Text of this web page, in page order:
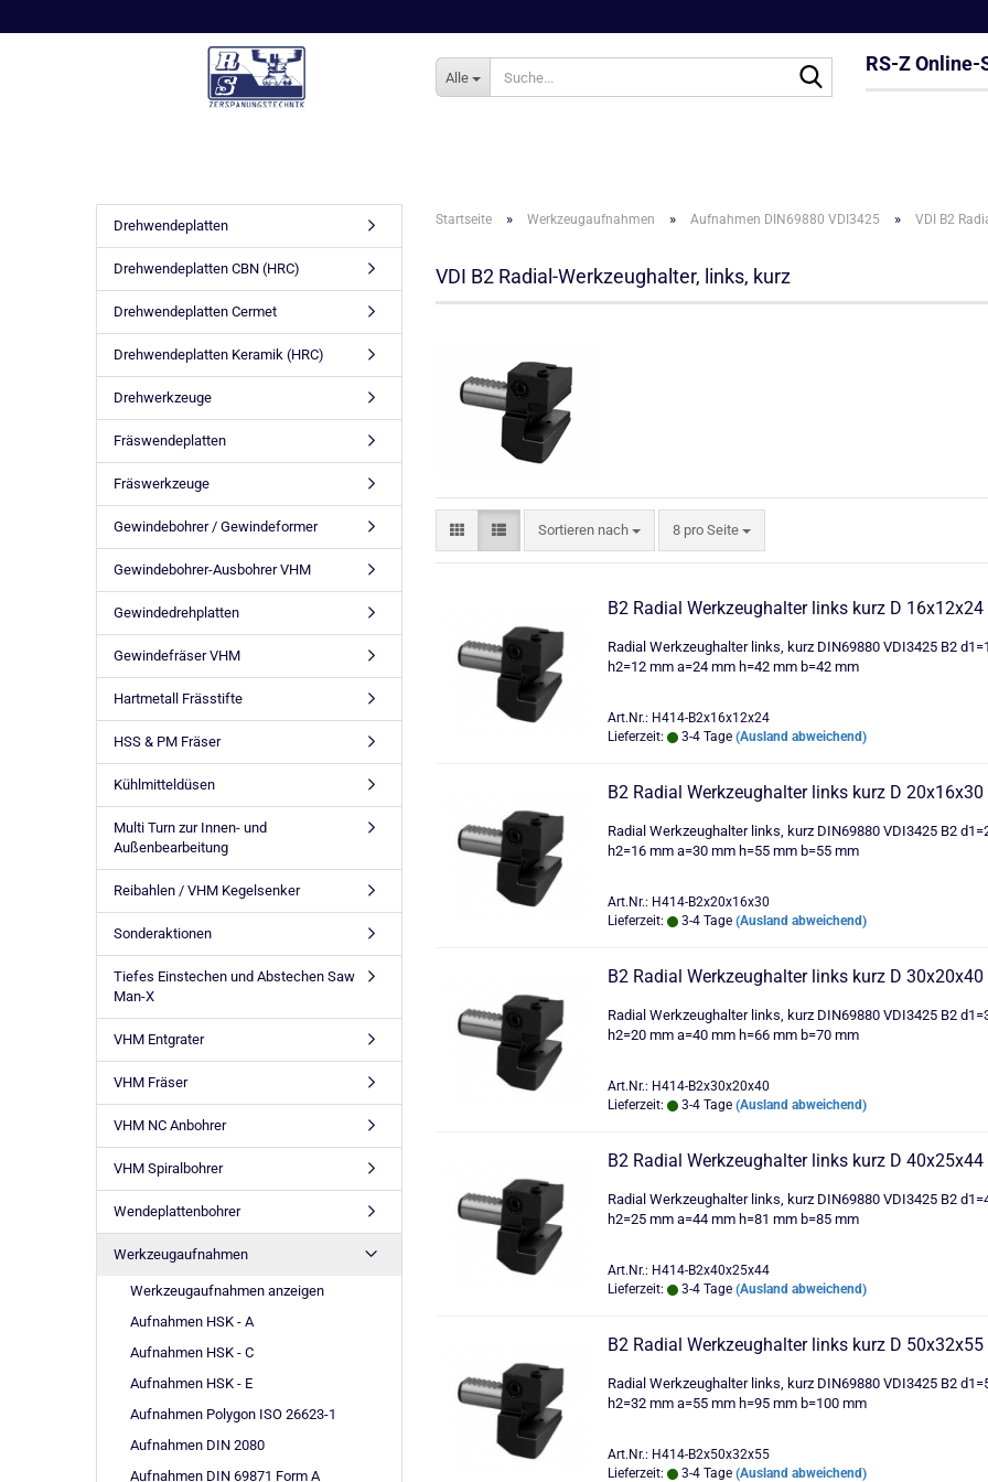
Alle
Suche...RS-Z Online-
Startseite » Werkzeugaufnahmen » Aufnahmen DIN69880 VDI3425 » VDI B2
VDI B2 Radial-Werkzeughalter, links, kurz
Sortieren nach
Sortieren nach 8 pro Seite
pro Seite
B2 Radial Werkzeughalter links kurz D 16x12x24
Radial Werkzeughalter links, kurz DIN69880 VDI3425 B2
h2=12 mm a=24 mm h=42 mm b=42 mm
Art.Nr.: H414-B2x16x12x24
Lieferzeit:
3-4 Tage (Ausland abweichend)
B2 Radial Werkzeughalter links kurz D 20x16x30
Radial Werkzeughalter links, kurz DIN69880 VDI3425 B2
h2=16 mm a=30 mm h=55 mm b=55 mm
Art.Nr.: H414-B2x20x16x30
Lieferzeit:
3-4 Tage (Ausland abweichend)
B2 Radial Werkzeughalter links kurz D 30x20x40
Radial Werkzeughalter links, kurz DIN69880 VDI3425 B2
h2=20 mm a=40 mm h=66 mm b=70 mm
Art.Nr.: H414-B2x30x20x40
Lieferzeit:
3-4 Tage (Ausland abweichend)
B2 Radial Werkzeughalter links kurz D 40x25x44
Radial Werkzeughalter links, kurz DIN69880 VDI3425 B2
h2=25 mm a=44 mm h=81 mm b=85 mm
Art.Nr.: H414-B2x40x25x44
Lieferzeit:
3-4 Tage (Ausland abweichend)
B2 Radial Werkzeughalter links kurz D 50x32x55
Radial Werkzeughalter links, kurz DIN69880 VDI3425 B2
h2=32 mm a=55 mm h=95 mm b=100 mm
Art.Nr.: H414-B2x50x32x55
Lieferzeit:
3-4 Tage (Ausland abweichend)
Drehwendeplatten
Drehwendeplatten CBN (HRC)
Drehwendeplatten Cermet
Drehwendeplatten Keramik (HRC)
Drehwerkzeuge
Fräswendeplatten
Fräswerkzeuge
Gewindebohrer / Gewindeformer
Gewindebohrer-Ausbohrer VHM
Gewindedrehplatten
Gewindefräser VHM
Hartmetall Frässtifte
HSS & PM Fräser
Kühlmitteldüsen
Multi Turn zur Innen- und
Außenbearbeitung
Reibahlen / VHM Kegelsenker
Sonderaktionen
Tiefes Einstechen und Abstechen Saw
Man-X
VHM Entgrater
VHM Fräser
VHM NC Anbohrer
VHM Spiralbohrer
Wendeplattenbohrer
Werkzeugaufnahmen
Werkzeugaufnahmen anzeigen
Aufnahmen HSK - A
Aufnahmen HSK - C
Aufnahmen HSK - E
Aufnahmen Polygon ISO 26623-1
Aufnahmen DIN 2080
Aufnahmen DIN 69871 Form A